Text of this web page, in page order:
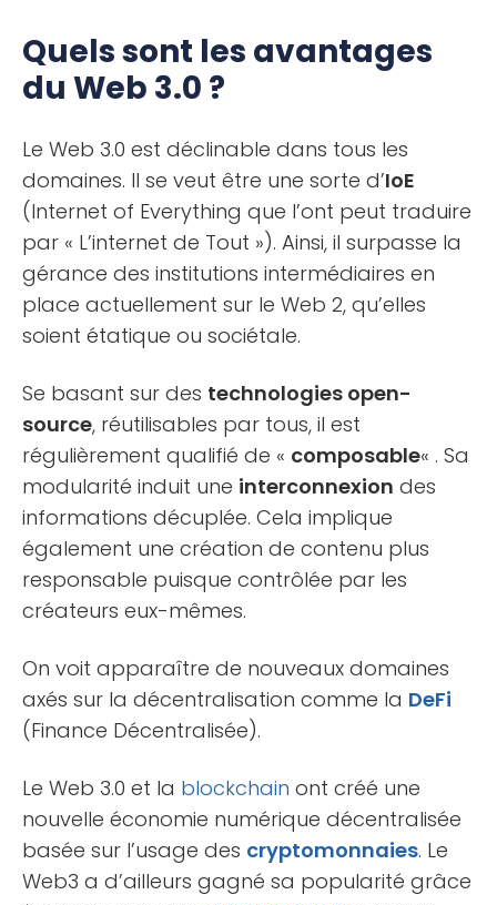
Quels sont les avantages
du Web 3.0 ?
Le Web 3.0 est déclinable dans tous les
domaines. Il se veut être une sorte d’IoE
(Internet of Everything que l’ont peut traduire
par « L’internet de Tout »). Ainsi, il surpasse la
gérance des institutions intermédiaires en
place actuellement sur le Web 2, qu’elles
soient étatique ou sociétale.
Se basant sur des technologies open-
source, réutilisables par tous, il est
régulièrement qualifié de « composable« . Sa
modularité induit une interconnexion des
informations décuplée. Cela implique
également une création de contenu plus
responsable puisque contrôlée par les
créateurs eux-mêmes.
On voit apparaître de nouveaux domaines
axés sur la décentralisation comme la DeFi
(Finance Décentralisée).
Le Web 3.0 et la blockchain ont créé une
nouvelle économie numérique décentralisée
basée sur l’usage des cryptomonnaies. Le
Web3 a d’ailleurs gagné sa popularité grâce